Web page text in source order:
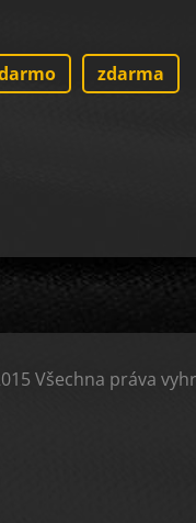
zdarma
Všechna práva